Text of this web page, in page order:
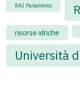
RAI Parlamento
risorse idriche
Università